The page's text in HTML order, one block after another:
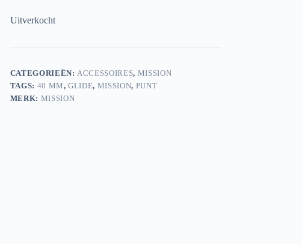
Uitverkocht
CATEGORIEËN:ACCESSOIRES, MISSION
TAGS: 40 MM,GLIDE, MISSION, PUNT
MERK: MISSION